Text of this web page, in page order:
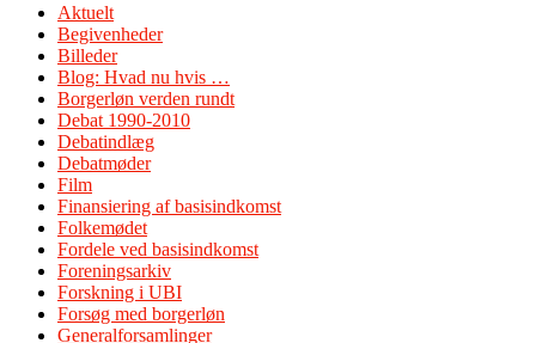
Aktuelt
Begivenheder
Billeder
Blog: Hvad nu hvis …
Borgerløn verden rundt
Debat 1990-2010
Debatindlæg
Debatmøder
Film
Finansiering af basisindkomst
Folkemødet
Fordele ved basisindkomst
Foreningsarkiv
Forskning i UBI
Forsøg med borgerløn
Generalforsamlinger